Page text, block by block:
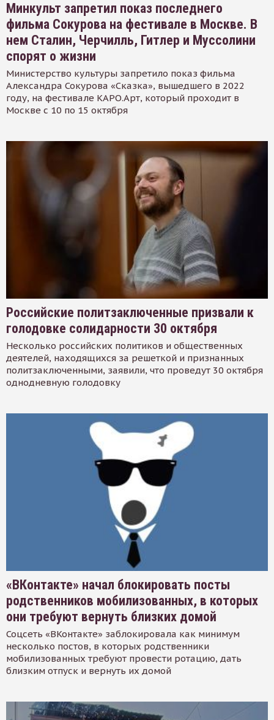
Минкульт запретил показ последнего
фильма Сокурова на фестивале в Москве. В
нем Сталин, Черчилль, Гитлер и Муссолини
спорят о жизни
Министерство культуры запретило показ фильма
Александра Сокурова «Сказка», вышедшего в 2022
году, на фестивале КАРО.Арт, который проходит в
Москве с 10 по 15 октября
Российские политзаключенные призвали к
голодовке солидарности 30 октября
Несколько российских политиков и общественных
деятелей, находящихся за решеткой и признанных
политзаключенными, заявили, что проведут 30 октября
однодневную голодовку
«ВКонтакте» начал блокировать посты
родственников мобилизованных, в которых
они требуют вернуть близких домой
Соцсеть «ВКонтакте» заблокировала как минимум
несколько постов, в которых родственники
мобилизованных требуют провести ротацию, дать
близким отпуск и вернуть их домой